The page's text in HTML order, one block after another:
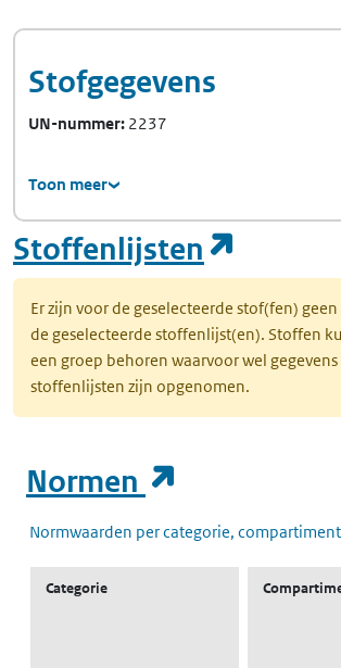
Stofgegevens
UN-nummer 2237
Toon meer
Stoffenlijsten
Er zijn voor de geselecteerde stof(fen)
de geselecteerde stoffenlijst(en). Stoffen
een groep behoren waarvoor wel
stoffenlijsten zijn opgenomen.
Normen
Normwaarden per categorie,
Categorie